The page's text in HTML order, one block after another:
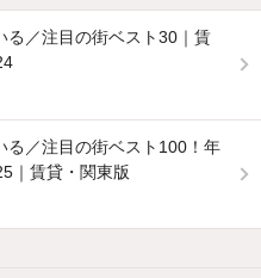
る／注目の街ベスト30｜賃
る／注目の街ベスト100！年
｜賃貸・関東版